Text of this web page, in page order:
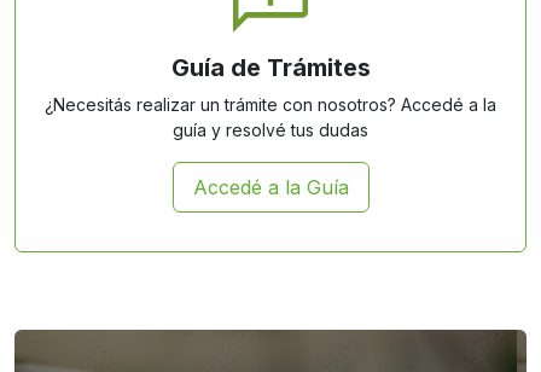
Guía de Trámites
¿Necesitás realizar un trámite con nosotros? Accedé a la
guía y resolvé tus dudas
Accedé a la Guía